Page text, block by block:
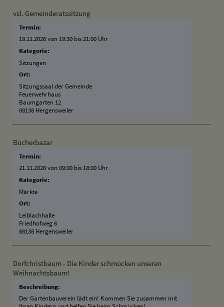
vsl. Gemeinderatssitzung
Termin:
19.11.2026 von 19:30 bis 21:00 Uhr
Kategorie:
Sitzungen
Ort:
Sitzungssaal der Gemeinde
Feuerwehrhaus
Baumgarten 12
88138 Hergensweiler
Bücherbazar
Termin:
21.11.2026 von 09:00 bis 18:00 Uhr
Kategorie:
Märkte
Ort:
Leiblachhalle
Friedhofweg 6
88138 Hergensweiler
Dorfchristbaum - Die Kinder schmücken unseren
Weihnachtsbaum!
Beschreibung:
Der Gartenbauverein lädt ein! Kommen Sie zusammen mit